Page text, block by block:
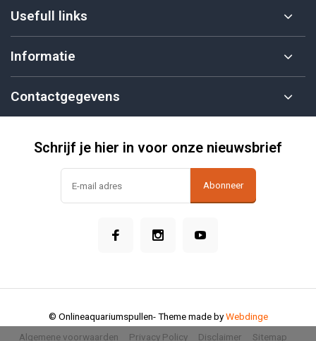
Usefull links
Informatie
Contactgegevens
Schrijf je hier in voor onze nieuwsbrief
Abonneer
Algemene voorwaarden Privacy Policy Disclaimer Sitemap
© Onlineaquariumspullen- Theme made byWebdinge